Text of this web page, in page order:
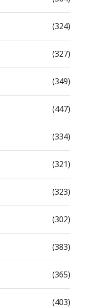
(324)
(327)
(349)
(447)
(334)
(321)
(323)
(302)
(383)
(365)
(403)